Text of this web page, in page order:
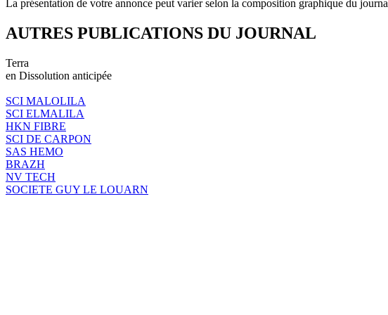
La présentation de votre annonce peut varier selon la composition graphique du journal
AUTRES PUBLICATIONS DU JOURNAL
Terra
en Dissolution anticipée
SCI MALOLILA
SCI ELMALILA
HKN FIBRE
SCI DE CARPON
SAS HEMO
BRAZH
NV TECH
SOCIETE GUY LE LOUARN